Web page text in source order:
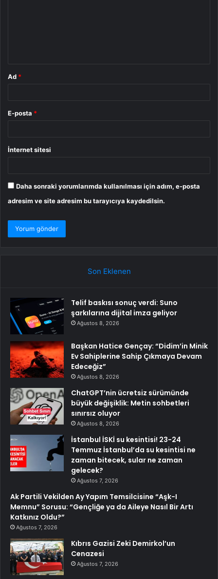
Ad *
E-posta *
İnternet sitesi
Daha sonraki yorumlarımda kullanılması için adım, e-posta
adresim ve site adresim bu tarayıcıya kaydedilsin.
Son Eklenen
Telif baskısı sonuç verdi: Suno
şarkılarına dijital imza geliyor
Ağustos 8, 2026
Başkan Hatice Gençay: “Didim’in Minik
Ev Sahiplerine Sahip Çıkmaya Devam
Edeceğiz”
Ağustos 8, 2026
ChatGPT’nin ücretsiz sürümünde
büyük değişiklik: Metin sohbetleri
sınırsız oluyor
Ağustos 8, 2026
İstanbul İSKİ su kesintisi! 23-24
Temmuz İstanbul’da su kesintisi ne
zaman bitecek, sular ne zaman
gelecek?
Ağustos 7, 2026
Ak Partili Vekilden Ay Yapım Temsilcisine “Aşk-I
Memnu” Sorusu: “Gençliğe ya da Aileye Nasıl Bir Artı
Katkınız Oldu?”
Ağustos 7, 2026
Kıbrıs Gazisi Zeki Demirkol’un
Cenazesi
Ağustos 7, 2026